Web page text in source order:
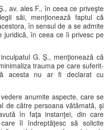
av. ales F., în ceea ce priveşte
săi, menţionează faptul că
în sensul de a se admite
juridică, în ceea ce îi privesc pe
G. Ş., menţionează că
trauma pe care suferit-
acesta nu ar fi declarat cu
anumite aspecte, care se
de către persoana vătămată, şi
în faţa instanţei, din care
îl îndreptăţesc să solicite